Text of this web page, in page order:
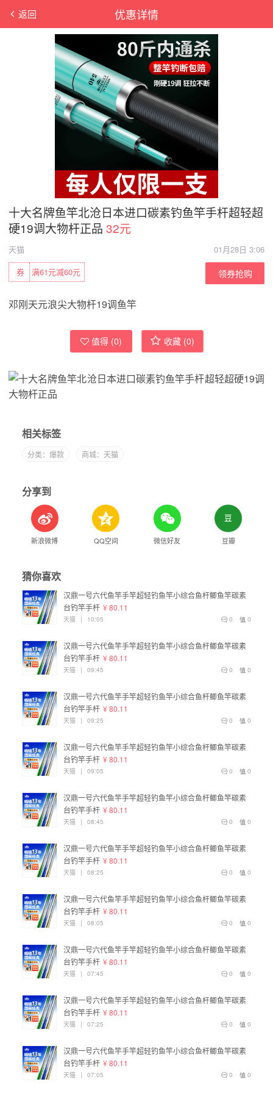
优惠详情
返回
十大名牌鱼竿北沧日本进口碳素钓鱼竿手杆超轻超
硬19调大物杆正品 32元
天猫
01月28日 3:06
满61元减60元
券 领券抢购
邓刚天元浪尖大物杆19调鱼竿
值得 (0) 收藏 (0)
相关标签
分类：爆款 商城：天猫
分享到
新浪微博 QQ空间 微信好友 豆瓣
猜你喜欢
汉鼎一号六代鱼竿手竿超轻钓鱼竿小综合鱼杆鲫鱼竿碳素
台钓竿手杆 ¥ 80.11
0
0
天猫 | 10:05
汉鼎一号六代鱼竿手竿超轻钓鱼竿小综合鱼杆鲫鱼竿碳素
台钓竿手杆 ¥ 80.11
0
0
天猫 | 09:45
汉鼎一号六代鱼竿手竿超轻钓鱼竿小综合鱼杆鲫鱼竿碳素
台钓竿手杆 ¥ 80.11
0
0
天猫 | 09:25
汉鼎一号六代鱼竿手竿超轻钓鱼竿小综合鱼杆鲫鱼竿碳素
台钓竿手杆 ¥ 80.11
0
0
天猫 | 09:05
汉鼎一号六代鱼竿手竿超轻钓鱼竿小综合鱼杆鲫鱼竿碳素
台钓竿手杆 ¥ 80.11
0
0
天猫 | 08:45
汉鼎一号六代鱼竿手竿超轻钓鱼竿小综合鱼杆鲫鱼竿碳素
台钓竿手杆 ¥ 80.11
0
0
天猫 | 08:25
汉鼎一号六代鱼竿手竿超轻钓鱼竿小综合鱼杆鲫鱼竿碳素
台钓竿手杆 ¥ 80.11
0
0
天猫 | 08:05
汉鼎一号六代鱼竿手竿超轻钓鱼竿小综合鱼杆鲫鱼竿碳素
台钓竿手杆 ¥ 80.11
0
0
天猫 | 07:45
汉鼎一号六代鱼竿手竿超轻钓鱼竿小综合鱼杆鲫鱼竿碳素
台钓竿手杆 ¥ 80.11
0
0
天猫 | 07:25
汉鼎一号六代鱼竿手竿超轻钓鱼竿小综合鱼杆鲫鱼竿碳素
台钓竿手杆 ¥ 80.11
0
0
天猫 | 07:05